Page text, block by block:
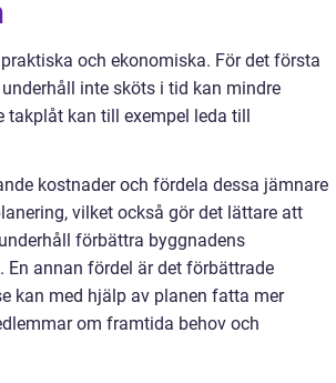
och ekonomiska. För det första
inte sköts i tid kan mindre
kan till exempel leda till
kostnader och fördela dessa jämnare
vilket också gör det lättare att
förbättra byggnadens
annan fördel är det förbättrade
kan med hjälp av planen fatta mer
om framtida behov och